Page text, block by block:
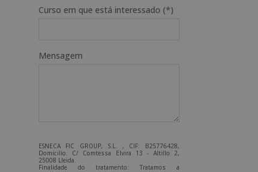
Curso em que está interessado (*)
Mensagem
ESNECA FIC GROUP, S.L. , CIF: B25776428,
Domicilio: C/ Comtessa Elvira 13 - Altillo 2,
25008 Lleida.
Finalidade do tratamento: Tratamos a